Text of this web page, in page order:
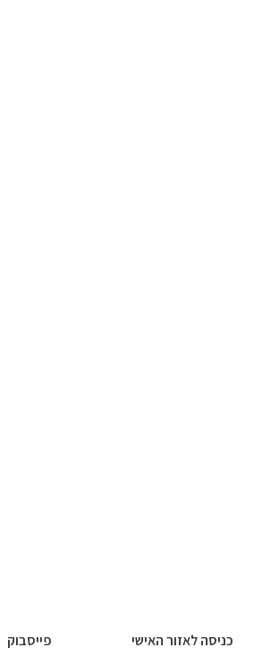
כניסה לאזור האישי פייסבוק